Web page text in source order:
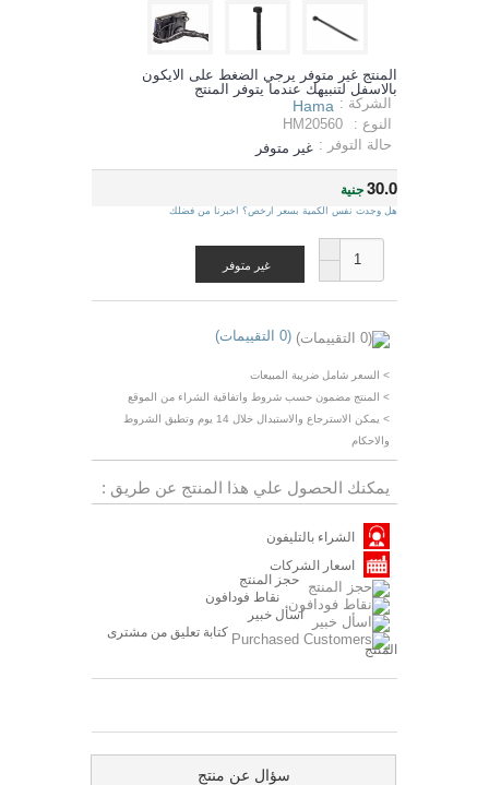
المنتج غير متوفر يرجي الضغط على الايكون
بالاسفل لتنبيهك عندما يتوفر المنتج
الشركة : Hama
النوع :
HM20560
حالة التوفر : غير متوفر
30.0جنية
هل وجدت نفس الكمية بسعر ارخص؟ اخبرنا من فضلك
غير متوفر
(0 التقييمات)
> السعر شامل ضريبة المبيعات
> المنتج مضمون حسب شروط واتفاقية الشراء من الموقع
> يمكن الاسترجاع والاستبدال خلال 14 يوم وتطبق الشروط
والاحكام
يمكنك الحصول علي هذا المنتج عن طريق :
الشراء بالتليفون
اسعار الشركات
حجز المنتج
نقاط فودافون
اسأل خبير
كتابة تعليق من مشترى
المنتج
سؤال عن منتج